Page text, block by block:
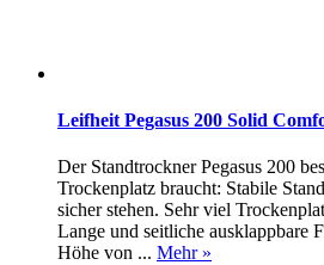
Leifheit Pegasus 200 Solid
Der Standtrockner Pegasus 200
Trockenplatz braucht: Stabile
sicher stehen. Sehr viel
Lange und seitliche ausklappbare
Höhe von ... Mehr »